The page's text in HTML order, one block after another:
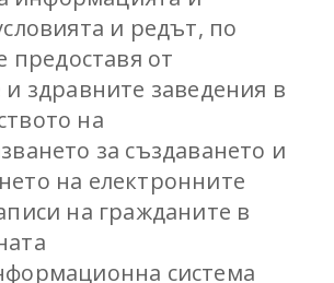
и редът, по
предоставя от
здравните заведения в
на
за създаването и
на електронните
на гражданите в
система